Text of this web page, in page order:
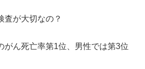
査が大切なの？
がん死亡率第1位、男性では第3位